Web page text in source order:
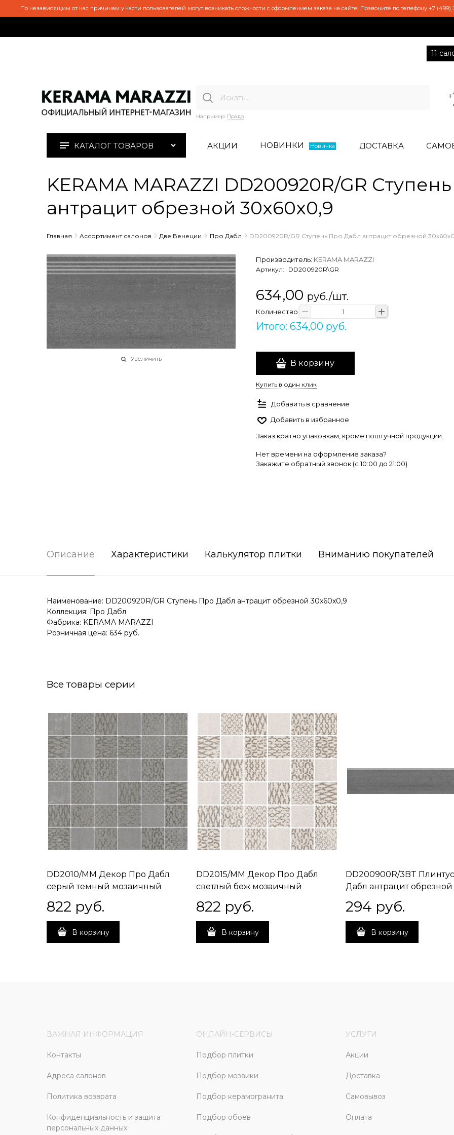
По независящим от нас причинам у части пользователей могут возникать сложности с оформлением заказа на сайте. Позвоните по телефону +7 (499)
11
Например: Прадо
КАТАЛОГ ТОВАРОВ АКЦИИ НОВИНКИ Новинка ДОСТАВКА
KERAMA MARAZZI DD200920R/GR
антрацит обрезной 30x60x0,9
Главная Ассортимент салонов Две Венеции Про Дабл DD200920R/GR Ступень Про Дабл антрацит обрезной
Увеличить
Производитель: KERAMA MARAZZI
Артикул: DD200920R\GR
634,00 руб./шт.
Количество
Итого: 634,00 руб.
В корзину
Купить в один клик
Добавить в сравнение
Добавить в избранное
Заказ кратно упаковкам, кроме поштучной продукции.
Нет времени на оформление заказа?
Закажите обратный звонок (c 10:00 до 21:00)
Описание Характеристики Калькулятор плитки Вниманию покупателей
Наименование: DD200920R/GR Ступень Про Дабл антрацит обрезной 30x60x0,9
Коллекция: Про Дабл
Фабрика: KERAMA MARAZZI
Розничная цена: 634 руб.
Все товары серии
DD2010/MM Декор Про Дабл
серый темный мозаичный
822 руб.
В корзину
DD2015/MM Декор Про Дабл
светлый беж мозаичный
822 руб.
В корзину
DD200900R/3BT
Дабл антрацит обрезной
294 руб.
В корзину
ВАЖНАЯ ИНФОРМАЦИЯ
Контакты
Адреса салонов
Политика возврата
Конфиденциальность и защита
персональных данных
ОНЛАЙН-СЕРВИСЫ
Подбор плитки
Подбор мозаики
Подбор керамогранита
Подбор обоев
УСЛУГИ
Акции
Доставка
Самовывоз
Оплата